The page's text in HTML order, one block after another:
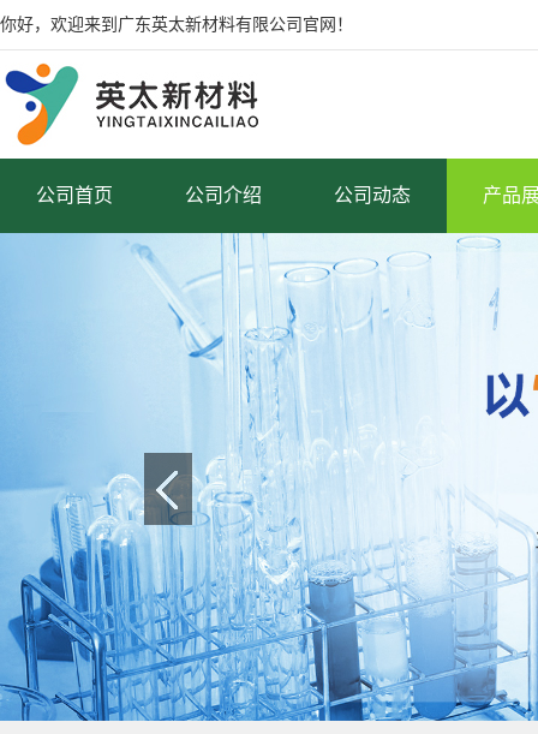
你好，欢迎来到广东英太新材料有限公司官网！
公司首页 公司介绍 公司动态 产品